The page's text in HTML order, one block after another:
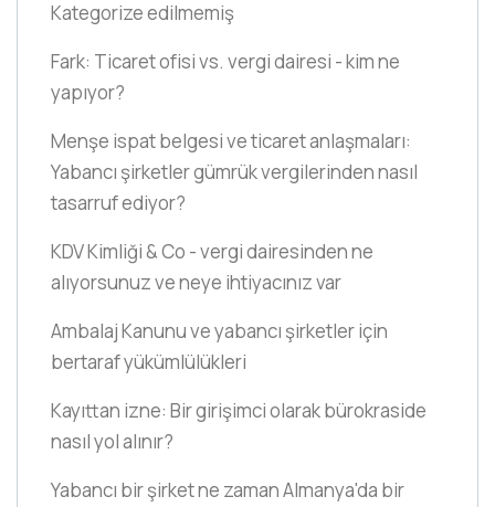
Kategorize edilmemiş
Fark: Ticaret ofisi vs. vergi dairesi - kim ne
yapıyor?
Menşe ispat belgesi ve ticaret anlaşmaları:
Yabancı şirketler gümrük vergilerinden nasıl
tasarruf ediyor?
KDV Kimliği & Co - vergi dairesinden ne
alıyorsunuz ve neye ihtiyacınız var
Ambalaj Kanunu ve yabancı şirketler için
bertaraf yükümlülükleri
Kayıttan izne: Bir girişimci olarak bürokraside
nasıl yol alınır?
Yabancı bir şirket ne zaman Almanya'da bir